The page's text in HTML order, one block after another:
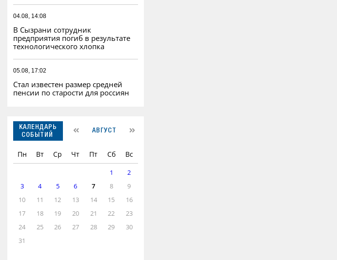
04.08, 14:08
В Сызрани сотрудник
предприятия погиб в результате
технологического хлопка
05.08, 17:02
Стал известен размер средней
пенсии по старости для россиян
КАЛЕНДАРЬ
СОБЫТИЙ
АВГУСТ
Пн Вт Ср Чт Пт Сб Вс
1
2
3
4 5 6 7 8
9
10
11 12 13 14 15
16
17
18 19 20 21 22
23
24
25 26 27 28 29
30
31